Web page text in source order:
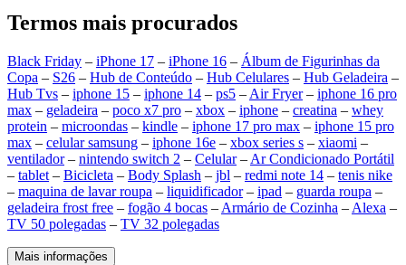
Termos mais procurados
Black Friday – iPhone 17 – iPhone 16 – Álbum de Figurinhas da
Copa – S26 – Hub de Conteúdo – Hub Celulares – Hub Geladeira –
Hub Tvs – iphone 15 – iphone 14 – ps5 – Air Fryer– iphone 16 pro
max – geladeira – poco x7 pro – xbox – iphone – creatina – whey
protein – microondas – kindle – iphone 17 pro max – iphone 15 pro
max – celular samsung – iphone 16e – xbox series s – xiaomi –
ventilador– nintendo switch 2 – Celular– Ar Condicionado Portátil
– tablet – Bicicleta – Body Splash – jbl – redmi note 14 – tenis nike
– maquina de lavar roupa – liquidificador– ipad – guarda roupa –
geladeira frost free – fogão 4 bocas – Armário de Cozinha – Alexa –
TV 50 polegadas – TV 32 polegadas
Mais informações